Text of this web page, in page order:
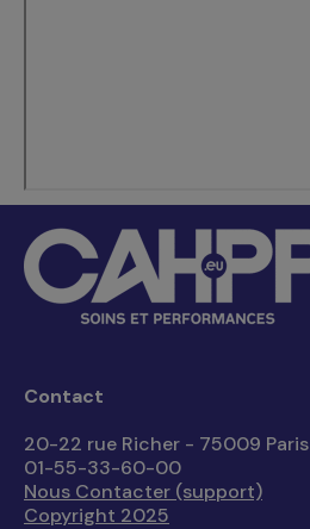
Contact
20-22 rue Richer - 75009 Paris
01-55-33-60-00
Nous Contacter (support)
Copyright 2025